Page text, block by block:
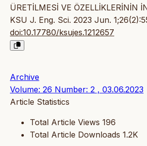
ÜRETİLMESİ VE ÖZELLİKLERİNİN
KSU J. Eng. Sci. 2023 Jun.
doi:10.17780/ksujes.1212657
Archive
Volume: 26 Number: 2 , 03.06.2023
Article Statistics
Total Article Views 196
Total Article Downloads 1.2K